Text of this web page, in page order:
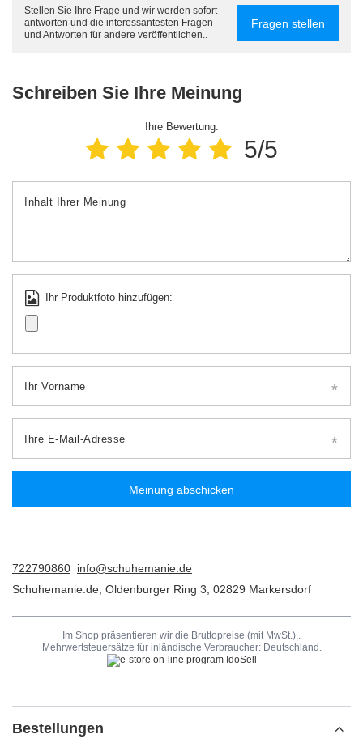
Stellen Sie Ihre Frage und wir werden sofort
antworten und die interessantesten Fragen
und Antworten für andere veröffentlichen..
Fragen stellen
Schreiben Sie Ihre Meinung
Ihre Bewertung:
5/5
Inhalt Ihrer Meinung
Ihr Produktfoto hinzufügen:
Ihr Vorname
Ihre E-Mail-Adresse
Meinung abschicken
722790860 info@schuhemanie.de
Schuhemanie.de Oldenburger Ring 3 02829 Markersdorf
Im Shop präsentieren wir die Bruttopreise (mit MwSt.)..
Mehrwertsteuersätze für inländische Verbraucher: Deutschland .
Bestellungen